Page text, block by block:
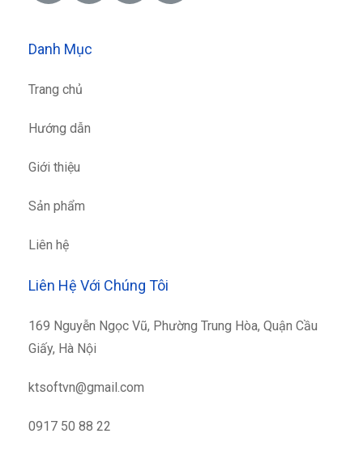
Danh Mục
Trang chủ
Hướng dẫn
Giới thiệu
Sản phẩm
Liên hệ
Liên Hệ Với Chúng Tôi
169 Nguyễn Ngọc Vũ, Phường Trung Hòa, Quận Cầu
Giấy, Hà Nội
ktsoftvn@gmail.com
0917 50 88 22